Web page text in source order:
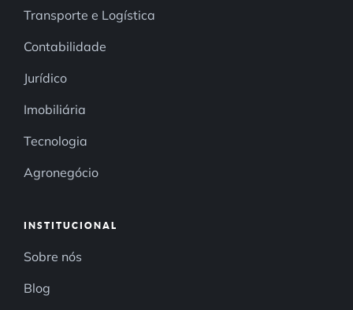
Transporte e Logística
Contabilidade
Jurídico
Imobiliária
Tecnologia
Agronegócio
INSTITUCIONAL
Sobre nós
Blog